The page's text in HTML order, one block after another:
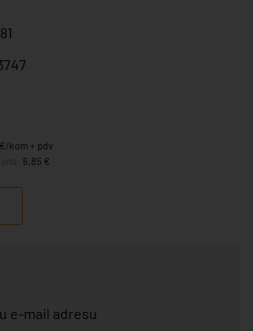
kom + pdv
6,85 €
e-mail adresu